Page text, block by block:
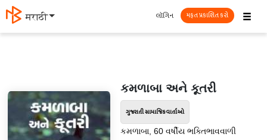
मराठी ☰
લૉગિન મફત પ્રકાશિત કરો
કમળાબા અને કૂતરી
ગુજરાતી સામાજિક વાર્તાઓ
કમળાબા, 60 વર્ષીય ભક્તિભાવવાળી